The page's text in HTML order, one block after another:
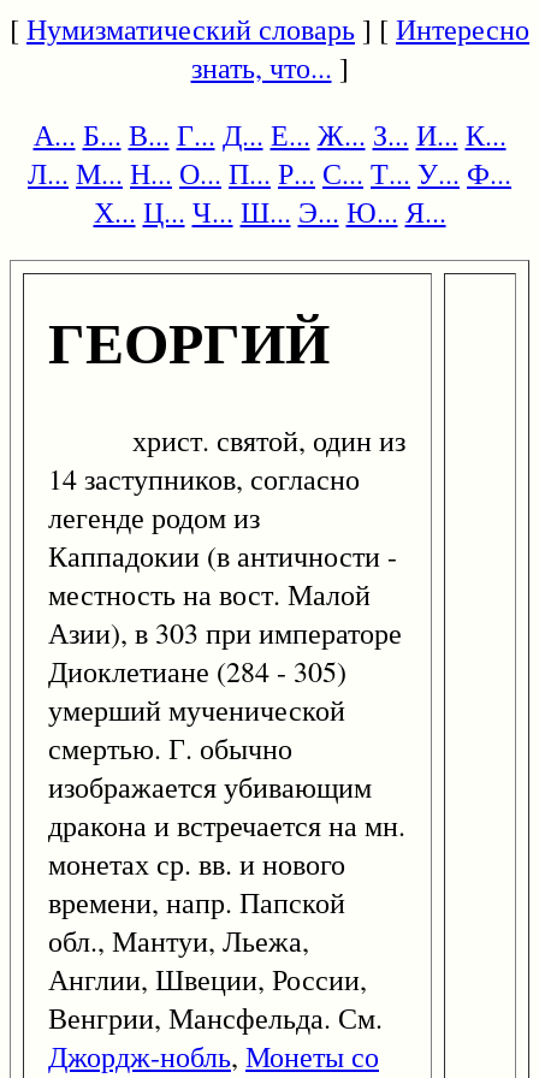
[Нумизматический словарь] [Интересно
знать, что... ]
А... Б... В... Г... Д... Е... Ж... З... И... К...
Л... М... Н... О... П... Р... С... Т... У... Ф...
Х... Ц... Ч... Ш... Э... Ю... Я...
ГЕОРГИЙ
христ. святой, один из
14 заступников, согласно
легенде родом из
Каппадокии (в античности -
местность на вост. Малой
Азии), в 303 при императоре
Диоклетиане (284 - 305)
умерший мученической
смертью. Г. обычно
изображается убивающим
дракона и встречается на мн.
монетах ср. вв. и нового
времени, напр. Папской
обл., Мантуи, Льежа,
Англии, Швеции, России,
Венгрии, Мансфельда. См.
Джордж-нобль, Монеты со